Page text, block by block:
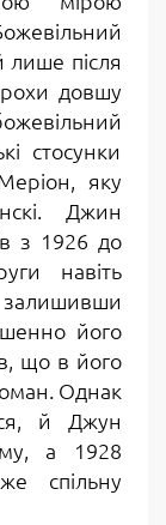
лише після
довшу
стосунки
яку
Джин
з 1926 до
навіть
його
що в його
Однак
й Джун
а 1928
спільну